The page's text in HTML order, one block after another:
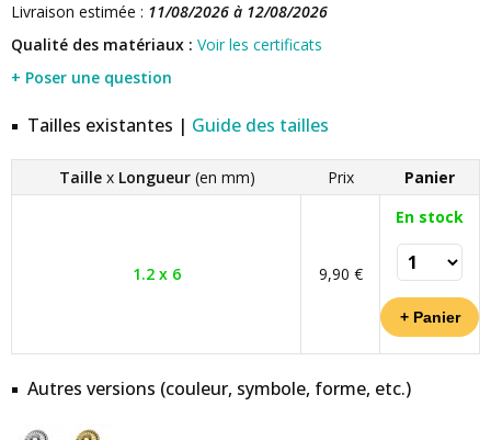
Livraison estimée : 11/08/2026 à 12/08/2026
Qualité des matériaux : Voir les certificats
+ Poser une question
Tailles existantes | Guide des tailles
Taille x Longueur (en mm) Prix Panier
1.2 x 6 9,90 €
En stock
Autres versions (couleur, symbole, forme, etc.)